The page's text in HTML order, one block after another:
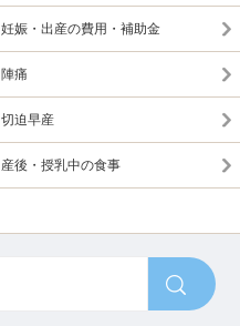
妊娠・出産の費用・補助金
陣痛
切迫早産
産後・授乳中の食事